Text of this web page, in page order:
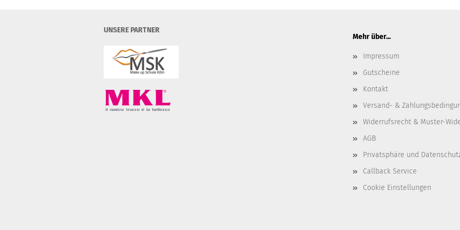
UNSERE PARTNER
Mehr über...
Impressum
Gutscheine
Kontakt
Versand- &
Widerrufsrecht & Muster-
AGB
Privatsphäre und
Callback Service
Cookie Einstellungen